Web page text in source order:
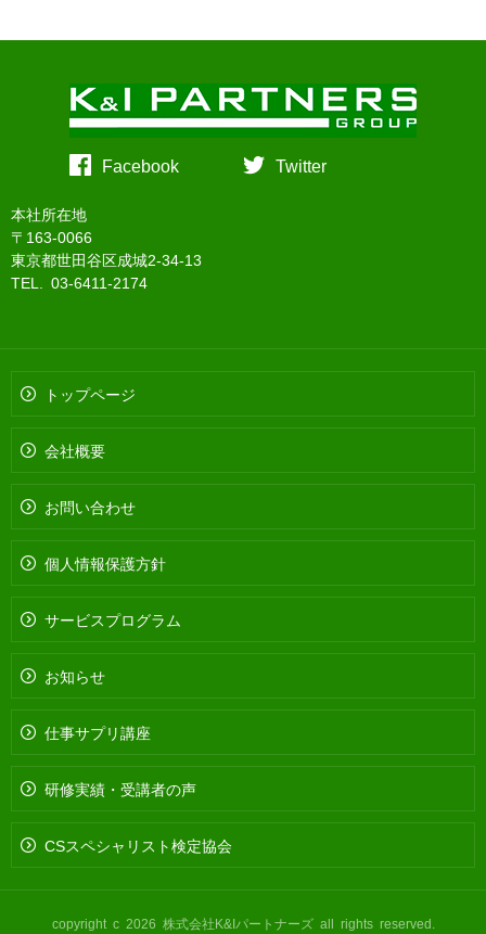
Facebook Twitter
本社所在地
〒163-0066
東京都世田谷区成城2-34-13
TEL. 03-6411-2174
トップページ
会社概要
お問い合わせ
個人情報保護方針
サービスプログラム
お知らせ
仕事サプリ講座
研修実績・受講者の声
CSスペシャリスト検定協会
copyright c 2026 株式会社K&Iパートナーズ all rights reserved.